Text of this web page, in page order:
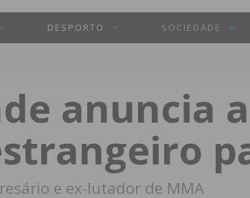
DESPORTO SOCIEDADE
anuncia
e ex-lutador de MMA